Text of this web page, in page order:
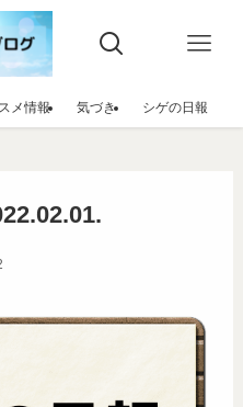
メ情報 気づき シゲの日報